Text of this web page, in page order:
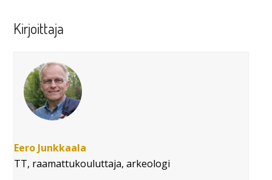
Kirjoittaja
Eero Junkkaala
TT, raamattukouluttaja, arkeologi